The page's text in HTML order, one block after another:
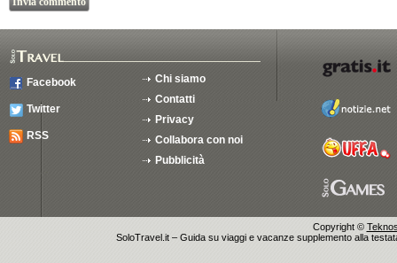
Facebook
Twitter
RSS
Chi siamo
Contatti
Privacy
Collabora con noi
Pubblicità
Copyright ©
SoloTravel.it – Guida su viaggi e vacanze supplemento alla